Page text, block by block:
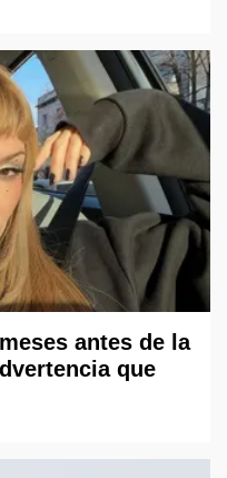
antes de la
que